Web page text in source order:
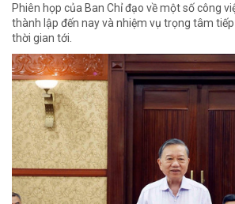
Phiên họp của Ban Chỉ đạo về một số công
thành lập đến nay và nhiệm vụ trọng tâm
thời gian tới.